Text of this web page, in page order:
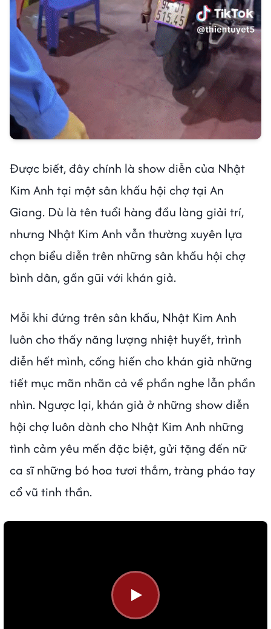
Được biết, đây chính là show diễn của Nhật
Kim Anh tại một sân khấu hội chợ tại An
Giang. Dù là tên tuổi hàng đầu làng giải trí,
nhưng Nhật Kim Anh vẫn thường xuyên lựa
chọn biểu diễn trên những sân khấu hội chợ
bình dân, gần gũi với khán giả.
Mỗi khi đứng trên sân khấu, Nhật Kim Anh
luôn cho thấy năng lượng nhiệt huyết, trình
diễn hết mình, cống hiến cho khán giả những
tiết mục mãn nhãn cả về phần nghe lẫn phần
nhìn. Ngược lại, khán giả ở những show diễn
hội chợ luôn dành cho Nhật Kim Anh những
tình cảm yêu mến đặc biệt, gửi tặng đến nữ
ca sĩ những bó hoa tươi thắm, tràng pháo tay
cổ vũ tinh thần.